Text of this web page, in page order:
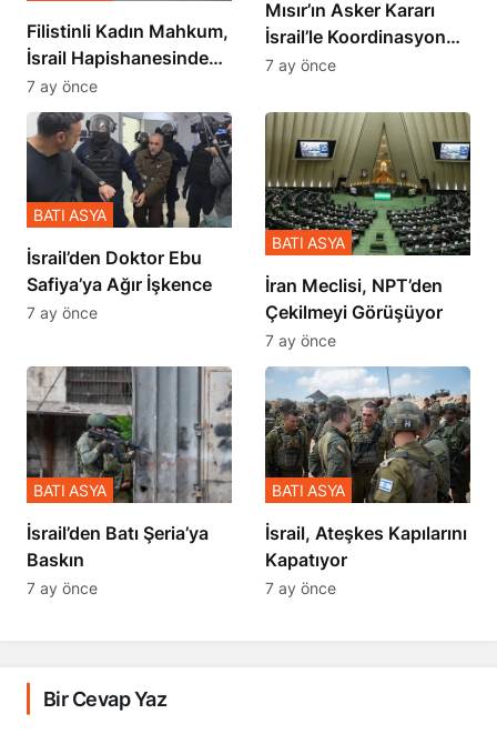
Filistinli Kadın Mahkum,
İsrail Hapishanesindeki
Zulmü Anlattı
7 ay önce
Mısır’ın Asker Kararı
İsrail’le Koordinasyon
İçinde Gerçekleşmiş
7 ay önce
İsrail’den Doktor Ebu
Safiya’ya Ağır İşkence
BATI ASYA
7 ay önce
İran Meclisi, NPT’den
Çekilmeyi Görüşüyor
BATI ASYA
7 ay önce
​​​​​​​İsrail’den Batı Şeria’ya
Baskın
BATI ASYA
7 ay önce
İsrail, Ateşkes Kapılarını
Kapatıyor
BATI ASYA
7 ay önce
Bir Cevap Yaz